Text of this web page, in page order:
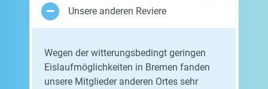
Unsere anderen Reviere
Wegen der witterungsbedingt geringen
Eislaufmöglichkeiten in Bremen fanden
unsere Mitglieder anderen Ortes sehr